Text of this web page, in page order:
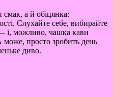
а й обіцянка:
Слухайте себе, вибирайте
і, можливо, чашка кави
може, просто зробить день
диво.